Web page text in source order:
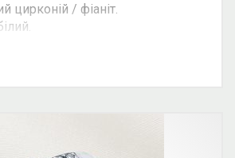
цирконій / фіаніт.
круглий камінь.
так.